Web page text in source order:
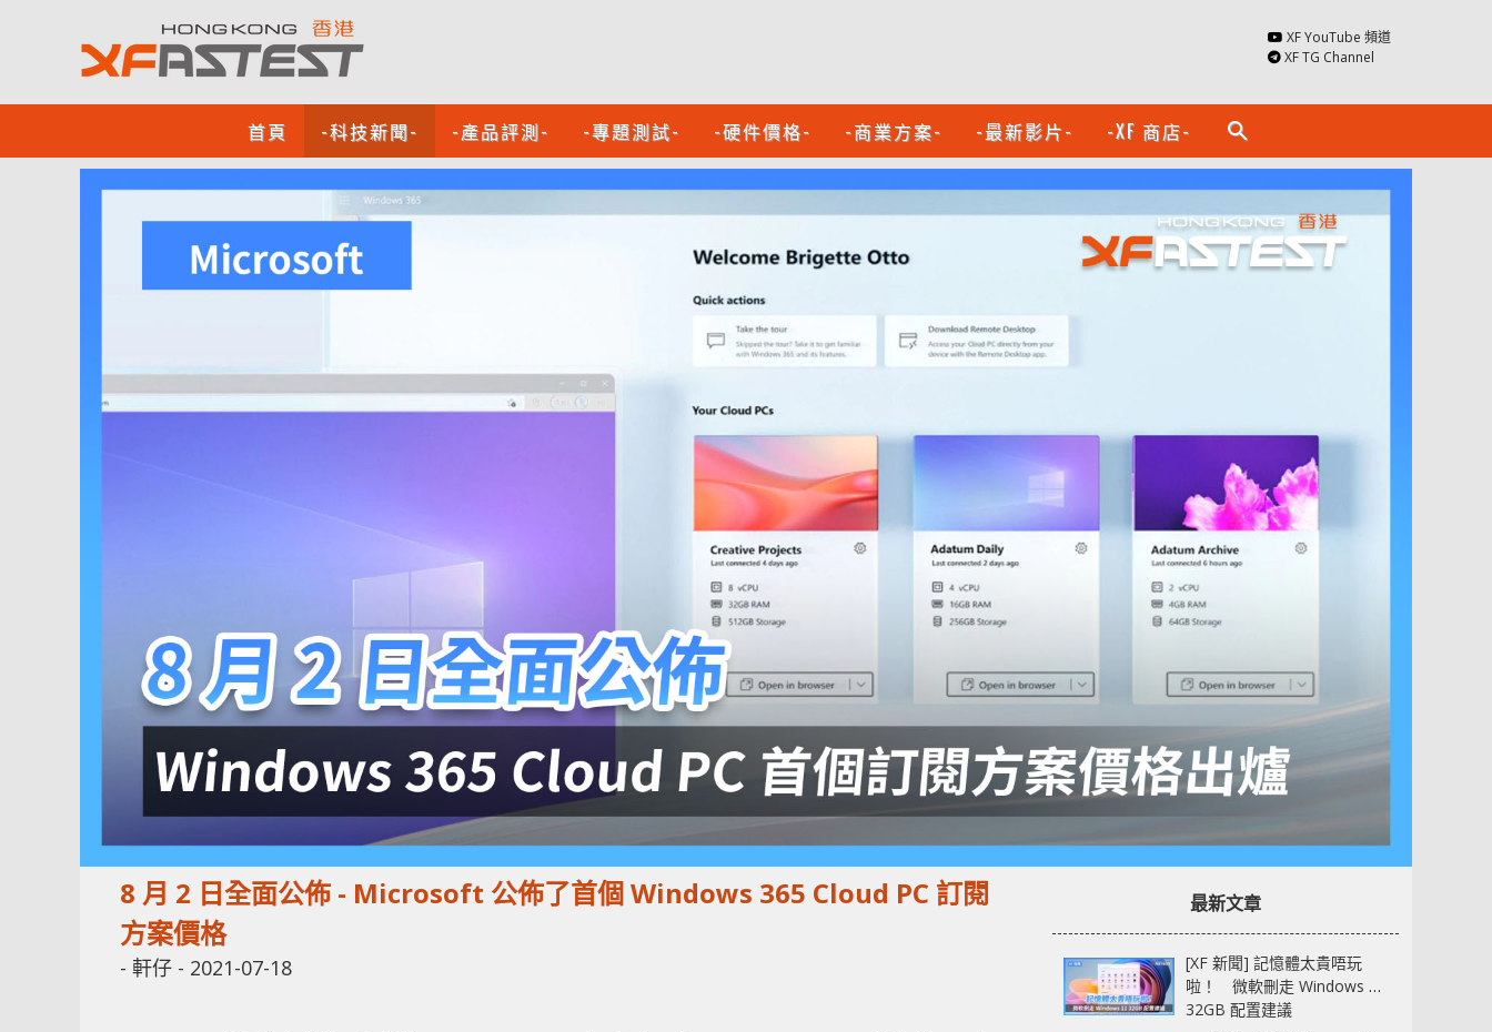
XF YouTube 頻道
XF TG Channel
首頁 -科技新聞- -產品評測- -專題測試- -硬件價格- -商業方案- -最新影片- -XF 商店- search
8 月 2 日全面公佈 - Microsoft 公佈了首個 Windows 365 Cloud PC 訂閱
方案價格
- 軒仔 - 2021-07-18
最新文章
[XF 新聞] 記憶體太貴唔玩
啦！ 微軟刪走 Windows 11
32GB 配置建議